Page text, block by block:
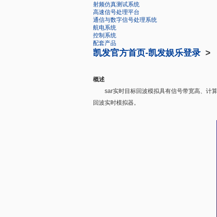
射频仿真测试系统
高速信号处理平台
通信与数字信号处理系统
航电系统
控制系统
配套产品
凯发官方首页-凯发娱乐登录 >
概述
sar实时目标回波模拟具有信号带宽高、计算
回波实时模拟器。